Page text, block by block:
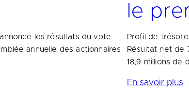
les résultats du vote
annuelle des actionnaires
le
Profil de
Résultat net de
18,9 millions de
En savoir plus